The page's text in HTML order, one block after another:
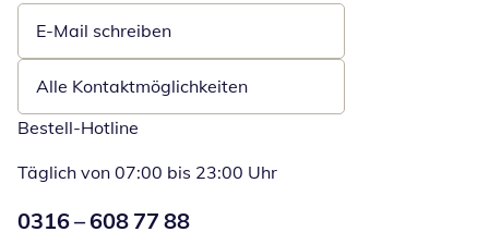
E-Mail schreiben
Öffnet E-Mail-Client
Alle Kontaktmöglichkeiten
Bestell-Hotline
Täglich von 07:00 bis 23:00 Uhr
Numéro de téléphone:
0316 – 608 77 88